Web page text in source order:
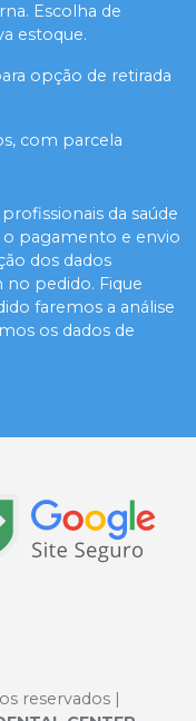
Escolha de
estoque.
opção de retirada
com parcela
da saúde
o pagamento e envio
dos dados
no pedido. Fique
faremos a análise
os dados de
reservados |